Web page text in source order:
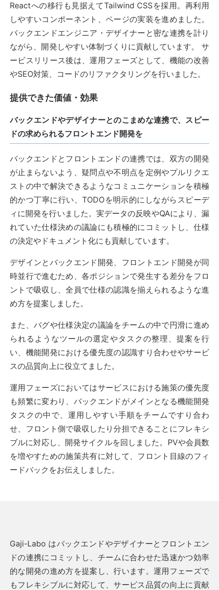
Reactへの移行も見据えてTailwind CSSを採用。再利用
しやすいコンポーネント、ページの実装を進めました。
バックエンドエンジニア・デザイナーと密な連携を計り
ながら、開発しやすい体制づくりに貢献しています。 サ
ービスリリース後は、運用フェーズとして、機能の改善
やSEO対策、コードのリファクタリングを行いました。
提供できた価値・効果
バックエンドやデザイナーとのこまめな連携で、スピー
ドの求められるフロントエンド開発を
バックエンドとフロントエンドの連携では、双方の開発
が止まらないよう、疑問点や不明点を定例やプルリクエ
ストの中で解決できるようなコミュニケーションを積極
的かつ丁寧に行い、TODOを明示的にしながらスピーデ
ィに開発を行いました。実データの反映やQAにより、漏
れていた仕様決めの議論にも積極的にコミットし、仕様
の決定やドキュメント化にも貢献しています。
デザインとバックエンド開発、フロントエンド開発が同
時並行で進むため、各ポジションで発生する差分をフロ
ントで吸収し、全員で仕様の認識を揃えられるような進
め方を提案しました。
また、バグや仕様決定の議論をチームの中で円滑に進め
られるようなツールの選定やタスクの整理、提案を行
い、機能開発における優先度の認識すり合わせやサービ
スの品質向上に役立てました。
運用フェーズにおいてはサービスにおける施策の優先度
も頻繁に変わり、バックエンドがメインとなる機能開発
タスクの中で、運用しやすい手順をチームですり合わ
せ、フロント側で吸収したり分担できることにフレキシ
ブルに対応し、開発サイクルを回しました。PVや会員数
を増やすための施策共有に対して、フロント目線のフィ
ードバックをお伝えしました。
Gaji-Labo はバックエンドやデザイナーとフロントエン
ドの連携にコミットし、チームに合わせた迅速かつ効率
的な開発の進め方を提案し、行います。運用フェーズで
もフレキシブルに対応して、サービス品質の向上に貢献